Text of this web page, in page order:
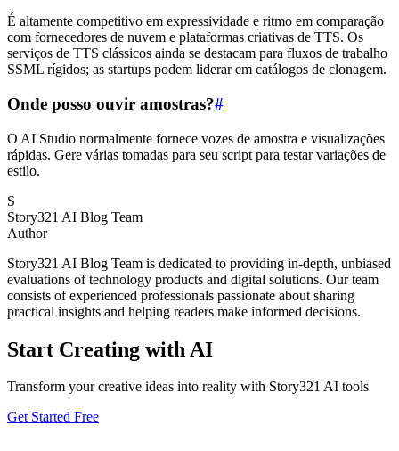
É altamente competitivo em expressividade e ritmo em comparação
com fornecedores de nuvem e plataformas criativas de TTS. Os
serviços de TTS clássicos ainda se destacam para fluxos de trabalho
SSML rígidos; as startups podem liderar em catálogos de clonagem.
Onde posso ouvir amostras?#
O AI Studio normalmente fornece vozes de amostra e visualizações
rápidas. Gere várias tomadas para seu script para testar variações de
estilo.
S
Story321 AI Blog Team
Author
Story321 AI Blog Team is dedicated to providing in-depth, unbiased
evaluations of technology products and digital solutions. Our team
consists of experienced professionals passionate about sharing
practical insights and helping readers make informed decisions.
Start Creating with AI
Transform your creative ideas into reality with Story321 AI tools
Get Started Free